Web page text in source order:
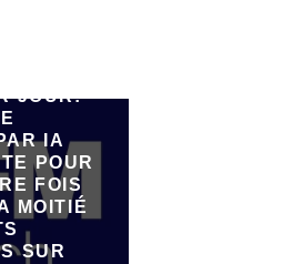
JOUR:
IA
POUR
FOIS
MOITIÉ
SUR